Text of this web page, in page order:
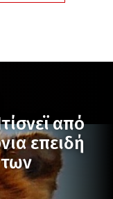
από
επειδή